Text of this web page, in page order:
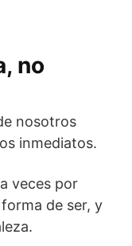
no
nosotros
inmediatos.
veces por
de ser, y